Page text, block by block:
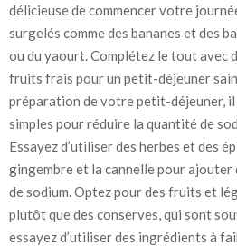
délicieuse de commencer votre
surgelés comme des bananes et des
ou du yaourt. Complétez le tout avec
fruits frais pour un petit-déjeuner
préparation de votre petit-déjeuner, il
simples pour réduire la quantité de
Essayez d’utiliser des herbes et des
gingembre et la cannelle pour ajouter
de sodium. Optez pour des fruits et
plutôt que des conserves, qui sont
essayez d’utiliser des ingrédients à